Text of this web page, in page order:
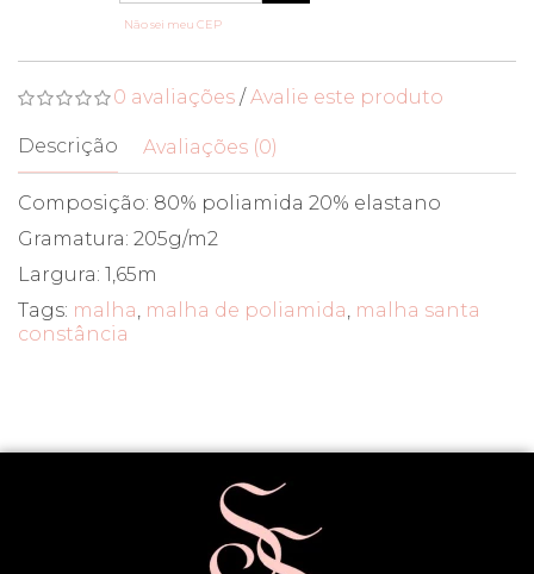
Não sei meu CEP
0 avaliações /Avalie este produto
Descrição Avaliações (0)
Composição: 80% poliamida 20% elastano
Gramatura: 205g/m2
Largura: 1,65m
Tags: malha, malha de poliamida, malha santa
constância